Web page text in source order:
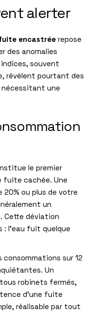
alerter
encastrée repose
des anomalies
souvent
révèlent pourtant des
une
le premier
fuite cachée. Une
ou plus de votre
un
Cette déviation
l’eau fuit quelque
consommations sur 12
Un
robinets fermés,
d’une fuite
réalisable par tout